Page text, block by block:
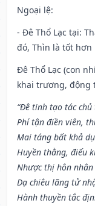
Ngoại lệ:
- Đê Thổ Lạc tại:
đó, Thìn là tốt hơn
Đê Thổ Lạc (con
khai trương, động
“Đê tinh tạo tác chủ
Phí tận điền viên,
Mai táng bất khả
Huyền thằng, điếu
Nhược thị hôn
Dạ chiêu lãng tử
Hành thuyền tắc